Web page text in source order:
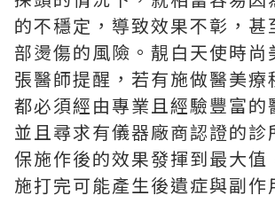
的不穩定，導致效果不彰，甚
部燙傷的風險。靚白天使時尚
張醫師提醒，若有施做醫美療
都必須經由專業且經驗豐富的
並且尋求有儀器廠商認證的診
保施作後的效果發揮到最大值
施打完可能產生後遺症與副作